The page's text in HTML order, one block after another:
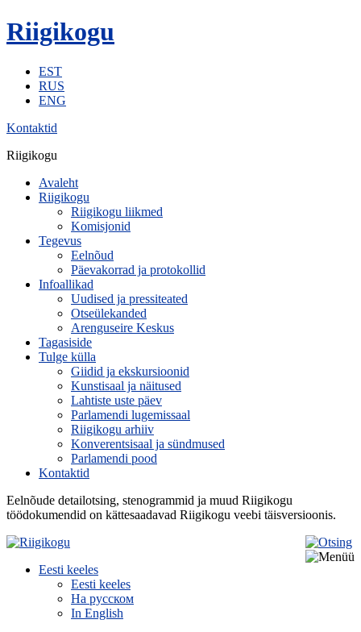
Riigikogu
EST
RUS
ENG
Kontaktid
Riigikogu
Avaleht
Riigikogu
Riigikogu liikmed
Komisjonid
Tegevus
Eelnõud
Päevakorrad ja protokollid
Infoallikad
Uudised ja pressiteated
Otseülekanded
Arenguseire Keskus
Tagasiside
Tulge külla
Giidid ja ekskursioonid
Kunstisaal ja näitused
Lahtiste uste päev
Parlamendi lugemissaal
Riigikogu arhiiv
Konverentsisaal ja sündmused
Parlamendi pood
Kontaktid
Eelnõude detailotsing, stenogrammid ja muud Riigikogu
töödokumendid on kättesaadavad Riigikogu veebi täisversioonis.
Eesti keeles
Eesti keeles
На русском
In English